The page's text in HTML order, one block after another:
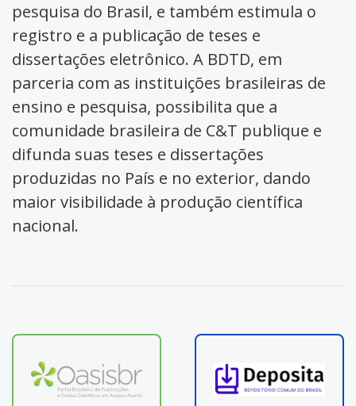
pesquisa do Brasil, e também estimula o
registro e a publicação de teses e
dissertações eletrônico. A BDTD, em
parceria com as instituições brasileiras de
ensino e pesquisa, possibilita que a
comunidade brasileira de C&T publique e
difunda suas teses e dissertações
produzidas no País e no exterior, dando
maior visibilidade à produção científica
nacional.